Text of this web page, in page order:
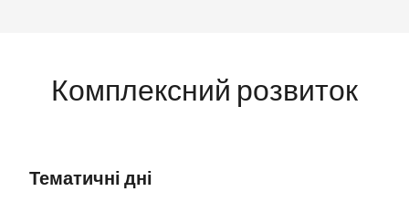
Комплексний розвиток
Тематичні дні